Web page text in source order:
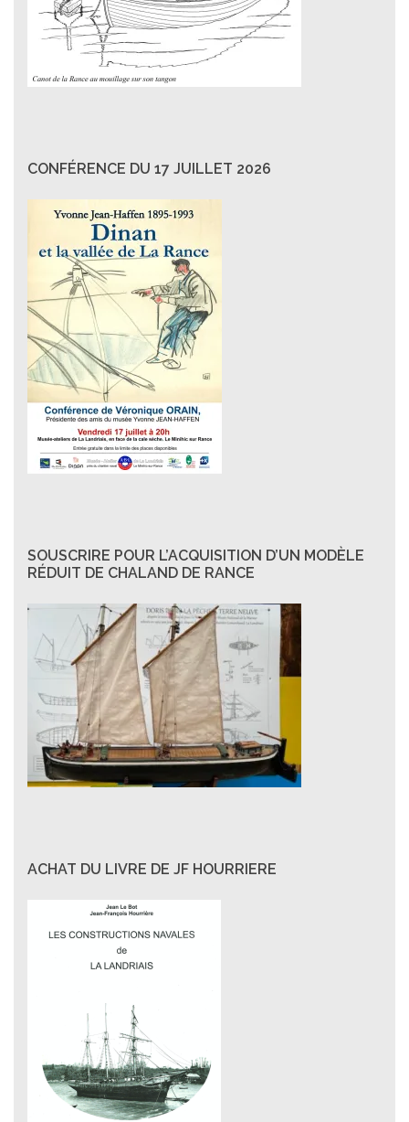
CONFÉRENCE DU 17 JUILLET 2026
SOUSCRIRE POUR L’ACQUISITION D’UN MODÈLE
RÉDUIT DE CHALAND DE RANCE
ACHAT DU LIVRE DE JF HOURRIERE